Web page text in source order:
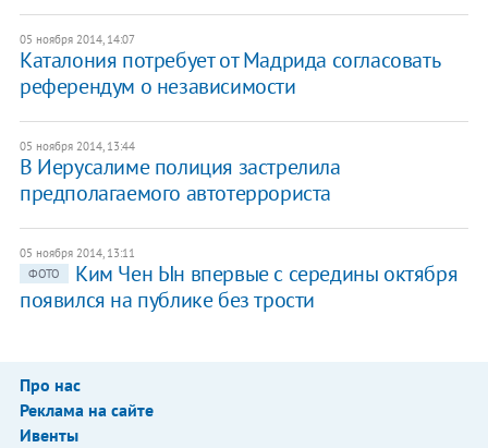
05 ноября 2014, 14:07
Каталония потребует от Мадрида согласовать
референдум о независимости
05 ноября 2014, 13:44
​В Иерусалиме полиция застрелила
предполагаемого автотеррориста
05 ноября 2014, 13:11
ФОТО
Ким Чен Ын впервые с середины октября
появился на публике без трости
Про нас
Реклама на сайте
Ивенты